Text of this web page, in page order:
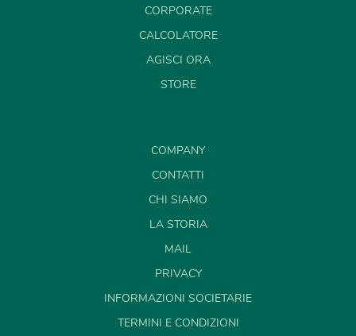
CORPORATE
CALCOLATORE
AGISCI ORA
STORE
COMPANY
CONTATTI
CHI SIAMO
LA STORIA
MAIL
PRIVACY
INFORMAZIONI SOCIETARIE
TERMINI E CONDIZIONI